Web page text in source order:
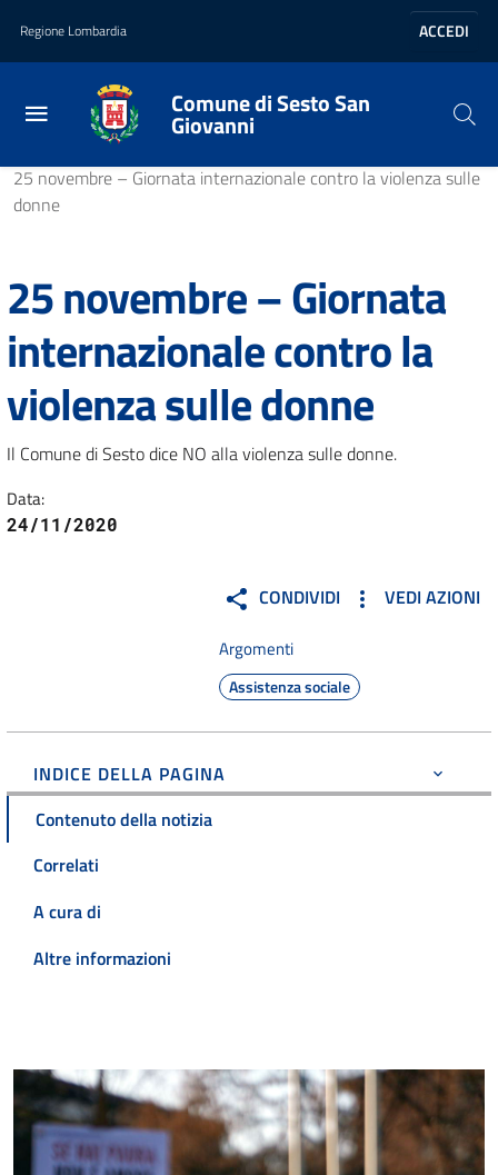
Vai al contenuto principale
Vai al footer
Regione Lombardia ACCEDI
Comune di Sesto San
Giovanni
Novità
25 novembre – Giornata internazionale contro la violenza sulle
donne
25 novembre – Giornata
internazionale contro la
violenza sulle donne
Il Comune di Sesto dice NO alla violenza sulle donne.
Data:
24/11/2020
CONDIVIDI VEDI AZIONI
Argomenti
Assistenza sociale
INDICE DELLA PAGINA
Contenuto della notizia
Correlati
A cura di
Altre informazioni